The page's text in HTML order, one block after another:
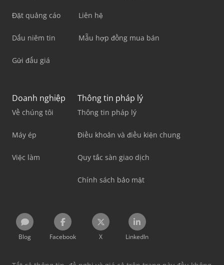
Đặt quảng cáo
Dấu niêm tin
Gửi đấu giá
Liên hệ
Mẫu hợp đồng mua bán
Doanh nghiệp
Về chúng tôi
Máy ép
Việc làm
Thông tin pháp lý
Thông tin pháp lý
Điều khoản và điều kiện chung
Quy tắc sàn giao dịch
Chính sách bảo mật
Blog Facebook X LinkedIn